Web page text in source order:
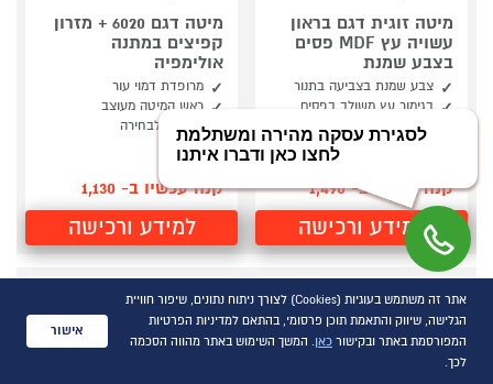
מיטה זוגית דגם בראון
עשויה עץ MDF פסים
בצבע שמנת
צבע שמנת בצביעה בתנור
בגימור עץ משולב בפסים
תוספת תשלום למידות נוספות
קנה עכשיו ב- 1,490
למידע ורכישה
מיטה דגם 6020 + מזרון
קפיצים במתנה
אולימפיה
מרופדת דמוי עור
ראש המיטה מעוצב
3 גוונים לבחירה
קנה עכשיו ב- 1,130
למידע ורכישה
אתר זה משתמש בעוגיות (Cookies) לצורך ניתוח נתונים, שיפור חוויית
הגלישה, שיווק והתאמת תוכן פרסומי, בהתאם למדיניות הפרטיות
המפורסמת באתר ובקישור כאן. המשך השימוש באתר מהווה הסכמה
לכך.
אישור